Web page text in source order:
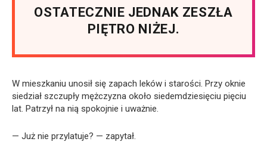
OSTATECZNIE JEDNAK ZESZŁA
PIĘTRO NIŻEJ.
W mieszkaniu unosił się zapach leków i starości. Przy oknie
siedział szczupły mężczyzna około siedemdziesięciu pięciu
lat. Patrzył na nią spokojnie i uważnie.
— Już nie przylatuje? — zapytał.